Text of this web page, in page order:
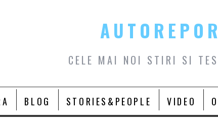
CELE MAI NOI STIRI SI
BLOG STORIES&PEOPLE VIDEO